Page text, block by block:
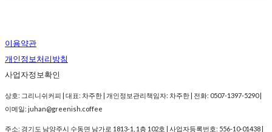
이용약관
개인정보처리방침
사업자정보확인
상호: 그리니쉬커피 | 대표: 차주한 | 개인정보관리책임자: 차주한 | 전화: 0507-1397-5290 |
이메일: juhan@greenish.coffee
주소: 경기도 남양주시 수동면 남가로 1813-1, 1층 102호 | 사업자등록번호: 556-10-01438 |